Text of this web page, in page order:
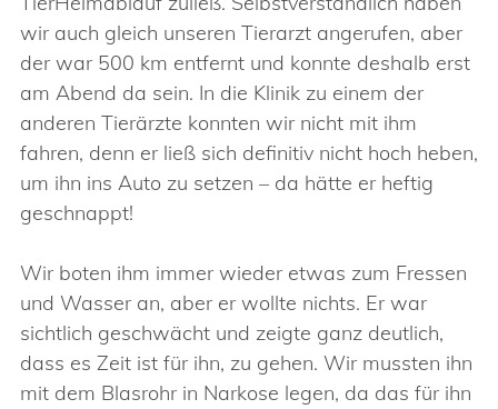
wir auch gleich unseren Tierarzt angerufen, aber
der war 500 km entfernt und konnte deshalb erst
am Abend da sein. In die Klinik zu einem der
anderen Tierärzte konnten wir nicht mit ihm
fahren, denn er ließ sich definitiv nicht hoch heben,
um ihn ins Auto zu setzen – da hätte er heftig
geschnappt!
Wir boten ihm immer wieder etwas zum Fressen
und Wasser an, aber er wollte nichts. Er war
sichtlich geschwächt und zeigte ganz deutlich,
dass es Zeit ist für ihn, zu gehen. Wir mussten ihn
mit dem Blasrohr in Narkose legen, da das für ihn